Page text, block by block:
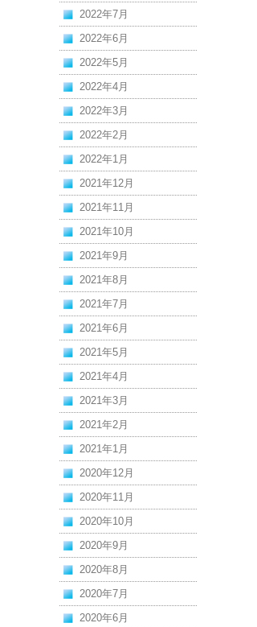
2022年7月
2022年6月
2022年5月
2022年4月
2022年3月
2022年2月
2022年1月
2021年12月
2021年11月
2021年10月
2021年9月
2021年8月
2021年7月
2021年6月
2021年5月
2021年4月
2021年3月
2021年2月
2021年1月
2020年12月
2020年11月
2020年10月
2020年9月
2020年8月
2020年7月
2020年6月